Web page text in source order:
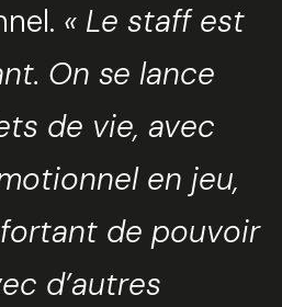
« Le staff est
On se lance
de vie, avec
en jeu,
de pouvoir
d’autres